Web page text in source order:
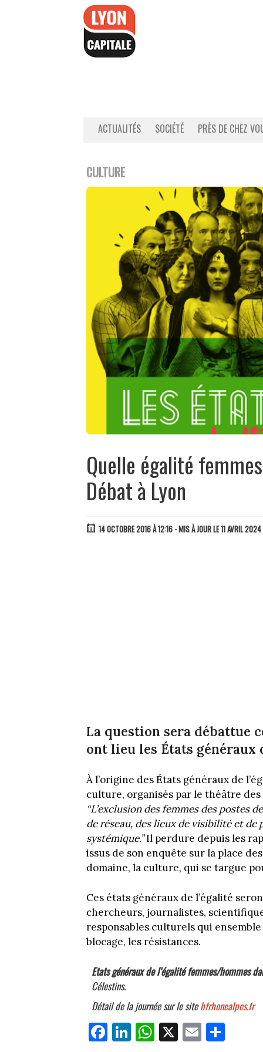
ACTUALITÉS SOCIÉTÉ PRÈS DE CHEZ
CULTURE
Quelle égalité
Débat à Lyon
14 OCTOBRE 2016 À 12:16 - MIS À JOUR LE 11 AVRIL
La question sera débattue
ont lieu les États généraux
À l’origine des États généraux de
culture, organisés par le théâtre
“L’exclusion des femmes des postes
de réseau, des lieux de visibilité et
systémique.”Il perdure depuis les
issus de son enquête sur la place
domaine, la culture, qui se targue
Ces états généraux de l’égalité
chercheurs, journalistes,
responsables culturels qui
blocage, les résistances.
Etats généraux de l’égalité femmes/hommes
Célestins.
Détail de la journée sur le sitehfrhonealpes.fr
Fa Li W X E